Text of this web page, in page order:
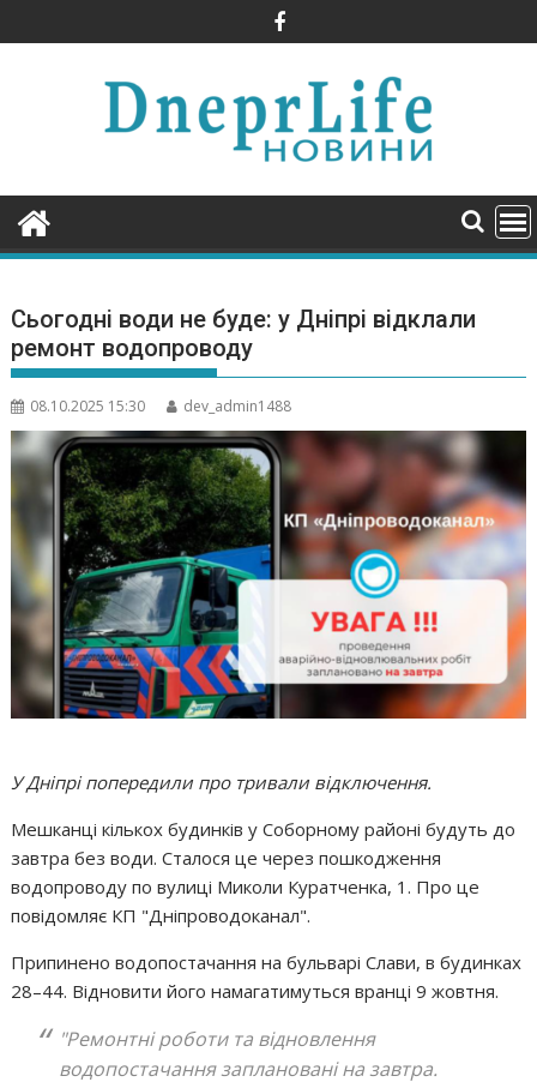
to
Сьогодні води не буде: у Дніпрі відклали
ремонт водопроводу
08.10.2025 15:30 dev_admin1488
У Дніпрі попередили про тривали відключення.
Мешканці кількох будинків у Соборному районі будуть до
завтра без води. Сталося це через пошкодження
водопроводу по вулиці Миколи Куратченка, 1. Про це
повідомляє КП "Дніпроводоканал".
Припинено водопостачання на бульварі Слави, в будинках
28–44. Відновити його намагатимуться вранці 9 жовтня.
"Ремонтні роботи та відновлення
водопостачання заплановані на завтра.